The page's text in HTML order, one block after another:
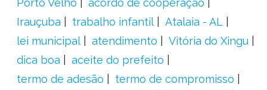
Porto Velho
acordo de cooperação
Irauçuba
trabalho infantil
Atalaia - AL
lei municipal
atendimento
Vitória do Xingu
dica boa
aceite do prefeito
termo de adesão
termo de compromisso